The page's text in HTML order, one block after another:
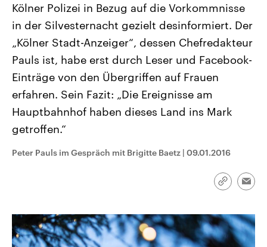
Landtagswahl Sachsen-Anhalt
2026
Alle Informationen
Sachsen-Anhalt wählt am 6.
September 2026 einen neuen
Landtag. Seit 2021 wird das
Bundesland von einer Koalition aus
CDU, SPD und FDP regiert.-
Umfragen, Prognosen,
Wahlprogramme, aktuelle Berichte
und Hintergründe zu den Parteien
und Kandidaten der anstehenden
Wahl.
USA
Aktuelle Beiträge,
Hintergründe
Wirtschaftlich und
gehören die Vereinigten
den mächtigsten Ländern
mit großem Einfluss auf
Sendungen Programm Podcasts
Kölner Polizei in Bezug auf die Vorkommnisse
in der Silvesternacht gezielt desinformiert. Der
„Kölner Stadt-Anzeiger“, dessen Chefredakteur
Pauls ist, habe erst durch Leser und Facebook-
Einträge von den Übergriffen auf Frauen
erfahren. Sein Fazit: „Die Ereignisse am
Hauptbahnhof haben dieses Land ins Mark
getroffen.“
Peter Pauls im Gespräch mit Brigitte Baetz | 09.01.2016
Link